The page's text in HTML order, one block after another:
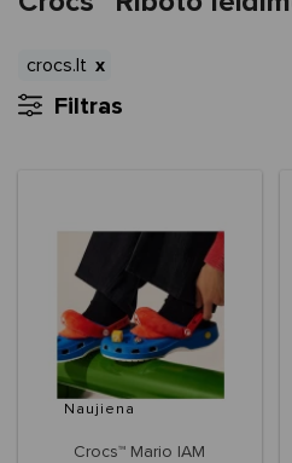
crocs.lt
Filtras
Naujiena
Crocs™ Mario IAM